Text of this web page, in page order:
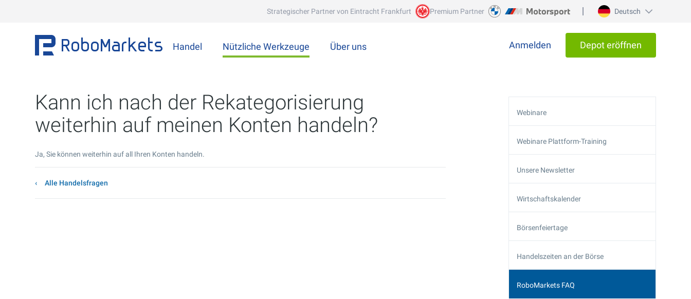
Strategischer Partner von Eintracht Frankfurt Premium Partner Deutsch
Handel Nützliche Werkzeuge Über uns Anmelden Depot eröffnen
Kann ich nach der Rekategorisierung
weiterhin auf meinen Konten handeln?
Ja, Sie können weiterhin auf all Ihren Konten handeln.
Alle Handelsfragen
Webinare
Webinare Plattform-Training
Unsere Newsletter
Wirtschaftskalender
Börsenfeiertage
Handelszeiten an der Börse
RoboMarkets FAQ